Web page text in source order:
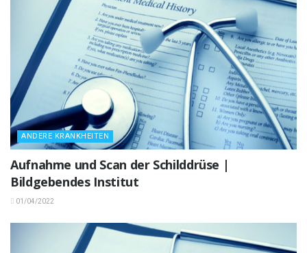
ANDERE KRANKHEITEN
Aufnahme und Scan der Schilddrüse |
Bildgebendes Institut
01/04/2022